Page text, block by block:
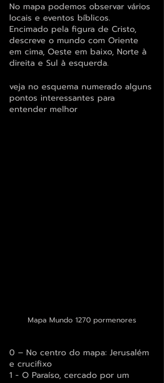
No mapa podemos observar vários
locais e eventos bíblicos.
Encimado pela figura de Cristo,
descreve o mundo com Oriente
em cima, Oeste em baixo, Norte à
direita e Sul à esquerda.
veja no esquema numerado alguns
pontos interessantes para
entender melhor
Mapa Mundo 1270 pormenores
0 – No centro do mapa: Jerusalém
e crucifixo
1 - O Paraíso, cercado por um